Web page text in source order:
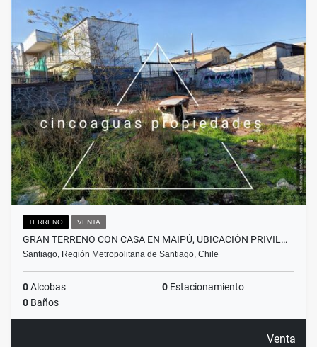
TERRENO VENTA
GRAN TERRENO CON CASA EN MAIPÚ, UBICACIÓN PRIVIL…
Santiago, Región Metropolitana de Santiago, Chile
0Alcobas 0 Estacionamiento
0 Baños
Venta